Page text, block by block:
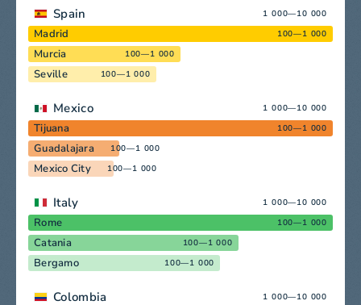
Spain 1 000—10 000
Madrid 100—1 000
Murcia 100—1 000
Seville 100—1 000
Mexico 1 000—10 000
Tijuana 100—1 000
Guadalajara 100—1 000
Mexico City 100—1 000
Italy 1 000—10 000
Rome 100—1 000
Catania 100—1 000
Bergamo 100—1 000
Colombia 1 000—10 000